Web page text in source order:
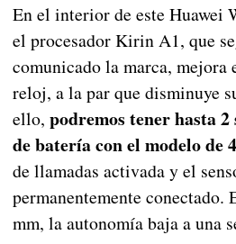
En el interior de este Huawei
el procesador Kirin A1, que
comunicado la marca,
reloj, a la par que disminuye
ello, podremos tener hasta 2
de batería con el modelo de
de llamadas activada y el
permanentemente conectado.
mm, la autonomía baja a una